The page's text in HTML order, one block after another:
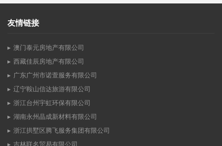
友情链接
澳门泰元房地产有限公司
西藏佳辰房地产有限公司
广东广州市诺萱服务有限公司
辽宁鞍山信达旅游有限公司
浙江台州宇虹环保有限公司
湖南永州晶成新材料有限公司
浙江拱墅区腾飞服务集团有限公司
吉林联名贸易有限公司